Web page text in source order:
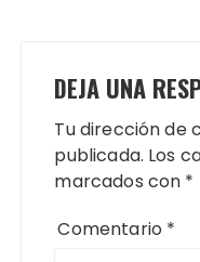
DEJA UNA
Tu dirección de
publicada. Los
marcados con *
Comentario *